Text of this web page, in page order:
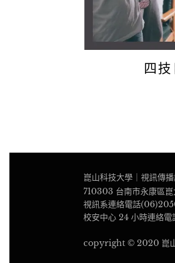
四
崑山科技大學｜視訊傳
710303 台南市永康區
視訊系連絡電話
校安中心 24 小時連絡
copyright © 2020 崑